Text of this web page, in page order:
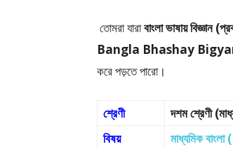
তোমরা যারাবাংলা ভাষায় বিজ্ঞান
Bangla Bhashay
করে পড়তে পারো।
শ্রেণী
দশম শ্রেণী
বিষয়
মাধ্যমিক